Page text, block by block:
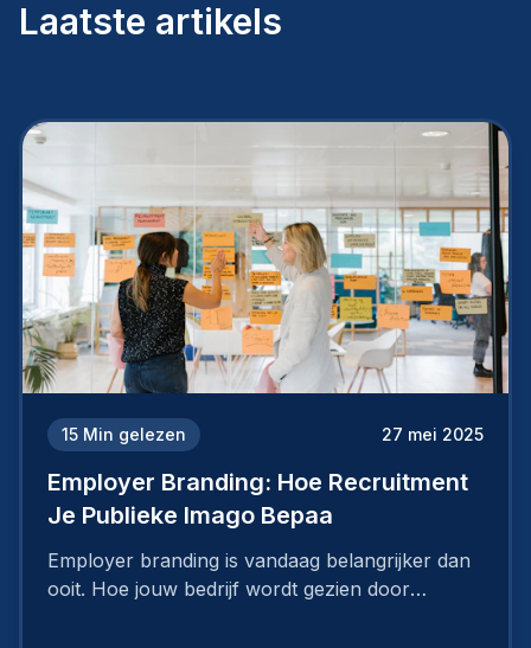
Laatste artikels
15 Min gelezen 27 mei 2025
Employer Branding: Hoe Recruitment
Je Publieke Imago Bepaa
Employer branding is vandaag belangrijker dan
ooit. Hoe jouw bedrijf wordt gezien door